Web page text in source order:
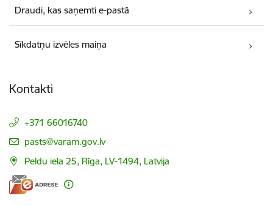
Draudi, kas saņemti e-pastā
Sīkdatņu izvēles maiņa
Kontakti
+371 66016740
E-pasts:
pasts@varam.gov.lv
Peldu iela 25, Rīga, LV-1494, Latvija